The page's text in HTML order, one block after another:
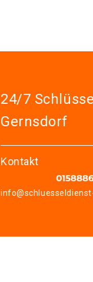
24/7
Gernsdorf
Kontakt